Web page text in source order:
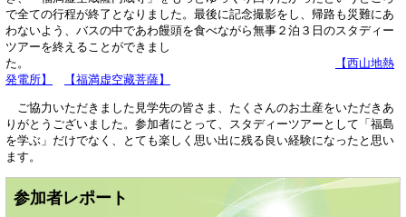
で全ての行程が終了となりました。最後に記念撮影をし、帰路も災難にあ
わないよう、バスの中であわ饅頭を食べながら無事２泊３日のスタディー
ツアーを終えることができまし
た。
【西山地熱
発電所】
【福満虚空藏菩薩】
ご協力いただきました見学先の皆さま、たくさんのお土産をいただきあ
りがとうございました。参加者にとって、スタディーツアーとして「福島
を学ぶ」だけでなく、とても楽しく思い出に残る良い経験になったと思い
ます。
参加者レポート